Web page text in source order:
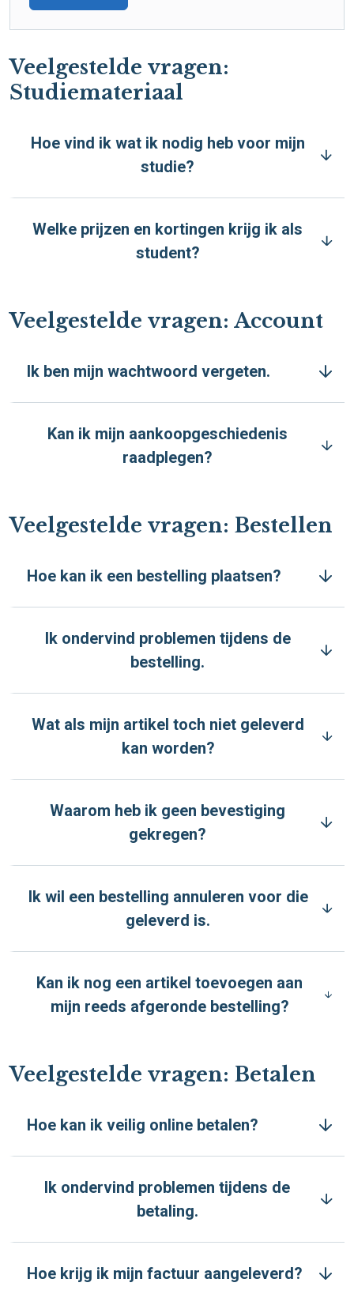
Veelgestelde vragen:
Studiemateriaal
Hoe vind ik wat ik nodig heb voor mijn
studie?
Welke prijzen en kortingen krijg ik als
student?
Veelgestelde vragen: Account
Ik ben mijn wachtwoord vergeten.
Kan ik mijn aankoopgeschiedenis
raadplegen?
Veelgestelde vragen: Bestellen
Hoe kan ik een bestelling plaatsen?
Ik ondervind problemen tijdens de
bestelling.
Wat als mijn artikel toch niet geleverd
kan worden?
Waarom heb ik geen bevestiging
gekregen?
Ik wil een bestelling annuleren voor die
geleverd is.
Kan ik nog een artikel toevoegen aan
mijn reeds afgeronde bestelling?
Veelgestelde vragen: Betalen
Hoe kan ik veilig online betalen?
Ik ondervind problemen tijdens de
betaling.
Hoe krijg ik mijn factuur aangeleverd?